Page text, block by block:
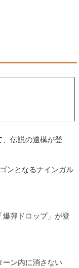
、伝説の遺構が登
ンとなるナインガル
爆弾ドロップ」が登
ーン内に消さない